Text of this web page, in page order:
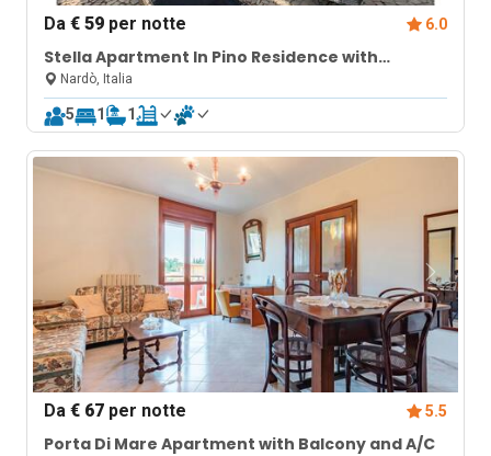
Da€ 59 per notte 6.0
Stella Apartment In Pino Residence with
Terrace
Nardò, Italia
5 1 1
Da€ 67 per notte 5.5
Porta Di Mare Apartment with Balcony and A/C